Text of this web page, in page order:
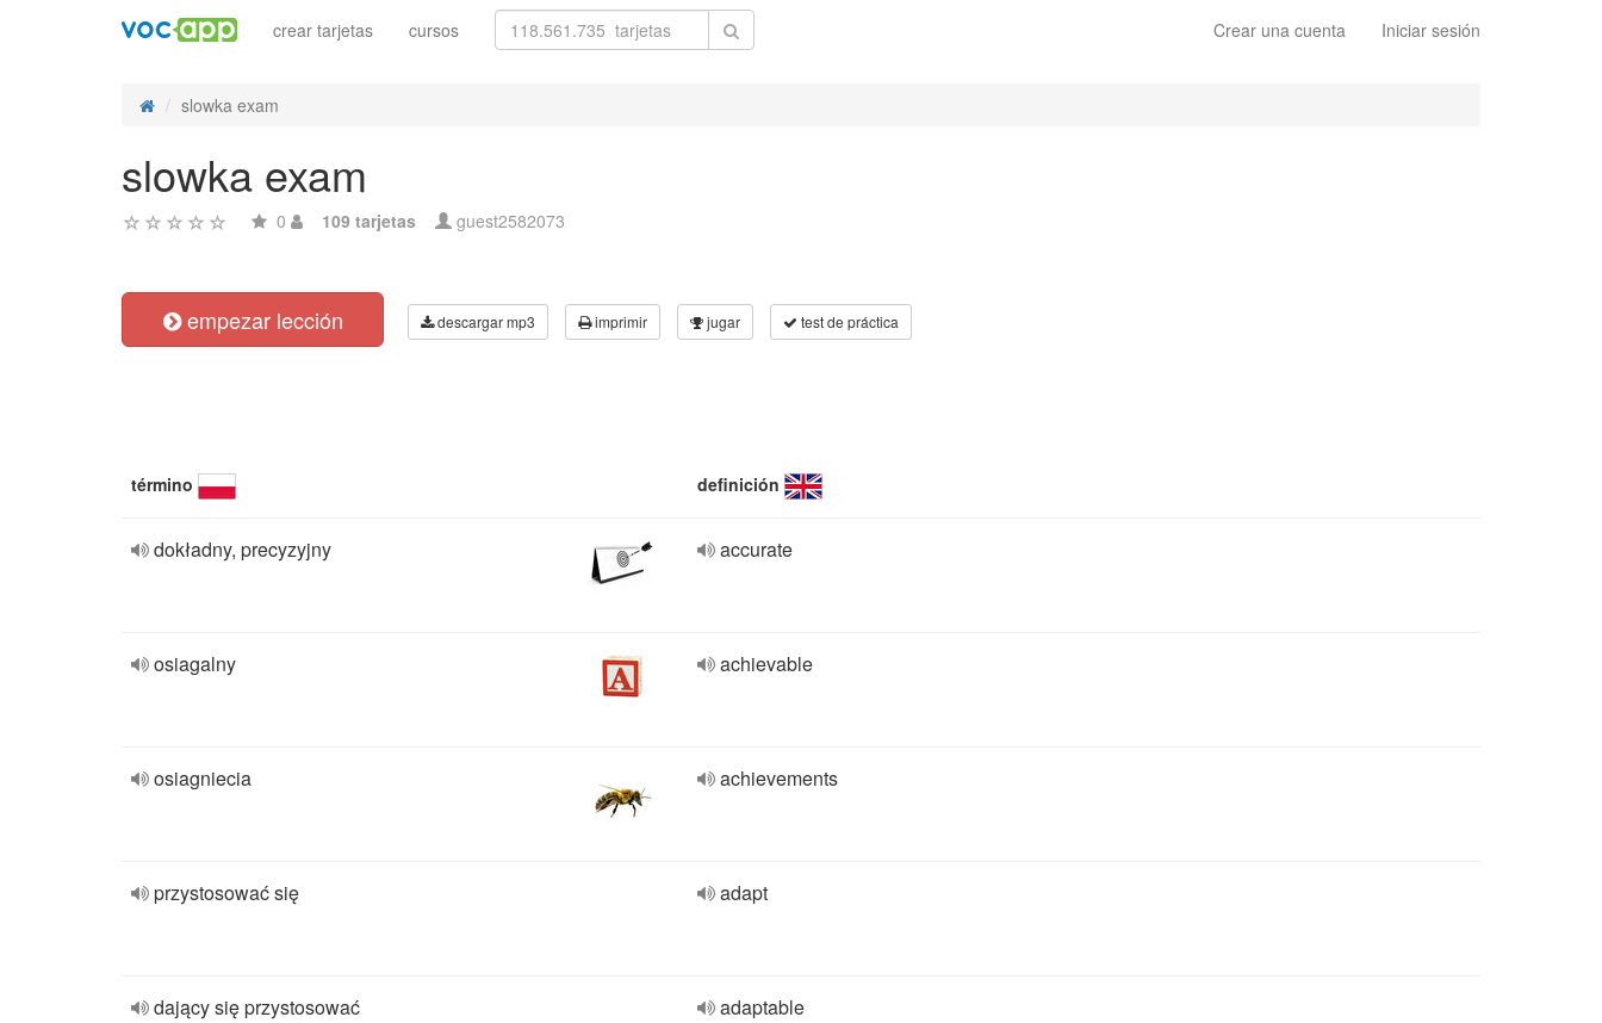
Crear una cuenta Iniciar sesión
crear tarjetas cursos
slowka exam
slowka exam
0 109 tarjetas guest2582073
empezar lección descargar mp3 imprimir jugar test de práctica
término definición
dokładny, precyzyjny accurate
osiagalny achievable
osiagniecia achievements
przystosować się adapt
dający się przystosować adaptable